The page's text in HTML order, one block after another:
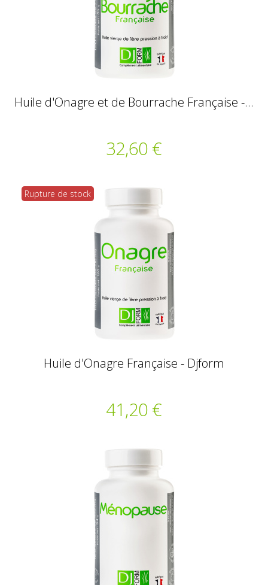
Huile d'Onagre et de Bourrache Française -...
32,60 €
Rupture de stock
Huile d'Onagre Française - Djform
41,20 €